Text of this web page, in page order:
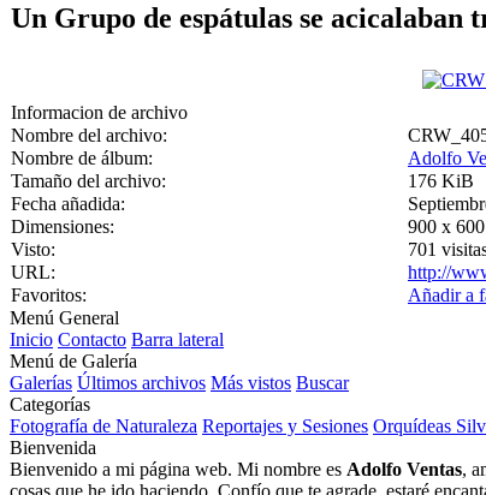
Un Grupo de espátulas se
Informacion de archivo
Nombre del archivo:
Nombre de álbum:
Adolfo
Tamaño del archivo:
176 KiB
Fecha añadida:
Dimensiones:
900 x
Visto:
701
URL:
http://
Favoritos:
Añadir a
Menú General
Inicio Contacto Barra lateral
Menú de Galería
Galerías Últimos archivos Más vistos Buscar
Categorías
Fotografía de Naturaleza Reportajes y Sesiones Orquídeas
Bienvenida
Bienvenido a mi página web. Mi nombre es Adolfo Ventas,
cosas que he ido haciendo. Confío que te agrade, estaré